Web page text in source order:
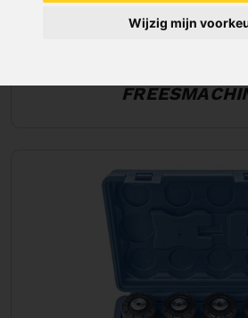
Wijzig mijn